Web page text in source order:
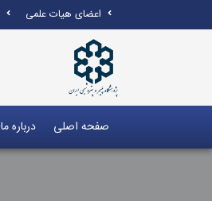
اعضای هیات علمی
صفحه اصلی درباره ما